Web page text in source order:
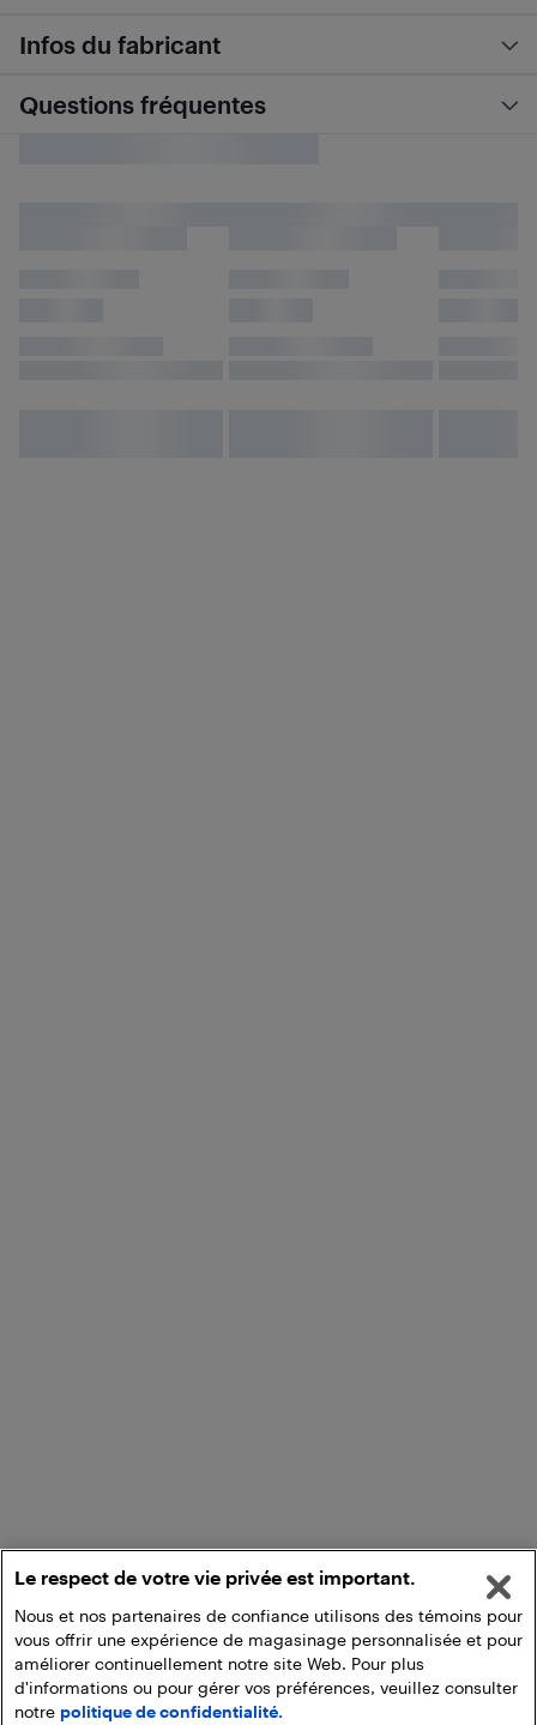
Infos du fabricant
Questions fréquentes
Ajouter au panier
Le respect de votre vie privée est important.
Nous et nos partenaires de confiance utilisons des témoins pour
vous offrir une expérience de magasinage personnalisée et pour
améliorer continuellement notre site Web. Pour plus
d'informations ou pour gérer vos préférences, veuillez consulter
notre politique de confidentialité.